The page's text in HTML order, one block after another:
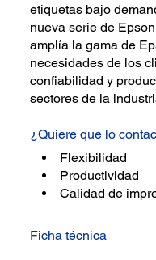
etiquetas bajo
nueva serie de
amplía la gama de
necesidades de los
confiabilidad y
sectores de la
¿Quiere que lo
Flexibilidad
Productividad
Calidad de
Ficha técnica